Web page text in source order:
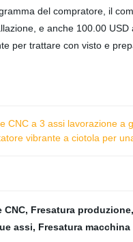
del compratore, il
e anche 100.00
per trattare con visto e
CNC a 3 assi lavorazione a
vibrante a ciotola per
CNC, Fresatura produzione
assi, Fresatura macchina